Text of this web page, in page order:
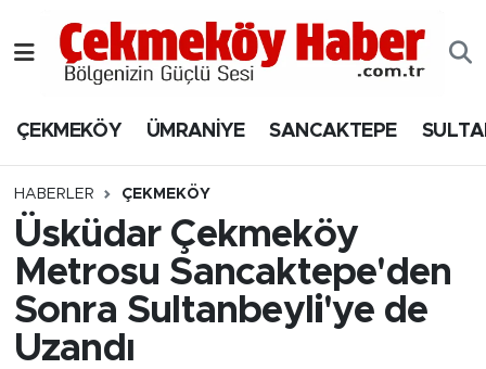
ÇEKMEKÖY ÜMRANİYE SANCAKTEPE
HABERLER ÇEKMEKÖY
Üsküdar Çekmeköy
Metrosu Sancaktepe'den
Sonra Sultanbeyli'ye de
Uzandı
Nöbetçi Eczaneler
Hava Durumu
Namaz Vakitleri
Trafik Durumu
Süper Lig Puan Durumu ve Fikstür
Tüm Manşetler